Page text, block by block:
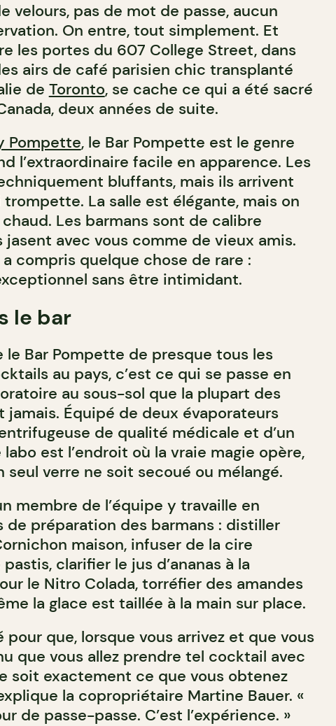
velours, pas de mot de passe, aucun
On entre, tout simplement. Et
les portes du 607 College Street, dans
airs de café parisien chic transplanté
de Toronto, se cache ce qui a été sacré
deux années de suite.
Pompette, le Bar Pompette est le genre
l’extraordinaire facile en apparence. Les
bluffants, mais ils arrivent
La salle est élégante, mais on
Les barmans sont de calibre
jasent avec vous comme de vieux amis.
a compris quelque chose de rare :
sans être intimidant.
le bar
le Bar Pompette de presque tous les
au pays, c’est ce qui se passe en
au sous-sol que la plupart des
jamais. Équipé de deux évaporateurs
de qualité médicale et d’un
est l’endroit où la vraie magie opère,
seul verre ne soit secoué ou mélangé.
membre de l’équipe y travaille en
de préparation des barmans : distiller
maison, infuser de la cire
clarifier le jus d’ananas à la
le Nitro Colada, torréfier des amandes
la glace est taillée à la main sur place.
pour que, lorsque vous arrivez et que vous
que vous allez prendre tel cocktail avec
soit exactement ce que vous obtenez
la copropriétaire Martine Bauer. «
de passe-passe. C’est l’expérience. »